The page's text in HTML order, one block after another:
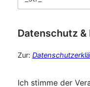
Datenschutz &
Zur:
Ich stimme der